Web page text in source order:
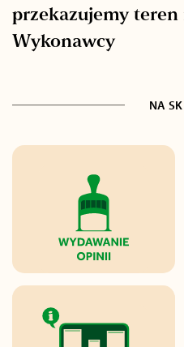
przekazujemy teren
Wykonawcy
NA